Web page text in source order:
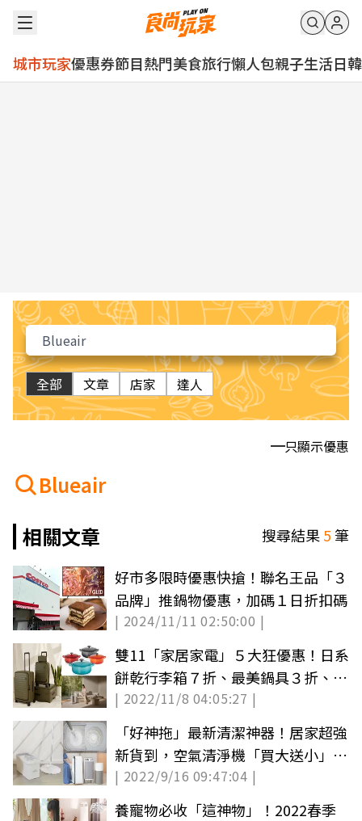
城市玩家優惠券節目熱門美食旅行懶人包親子生活日韓
全部 文章 店家 達人
只顯示優惠
Blueair
相關文章
搜尋結果5筆
好市多限時優惠快搶！聯名王品「３
品牌」推鍋物優惠，加碼１日折扣碼
| 2024/11/11 02:50:00 |
雙11「家居家電」５大狂優惠！日系
餅乾行李箱７折、最美鍋具３折、滿
萬送千
| 2022/11/8 04:05:27 |
「好神拖」最新清潔神器！居家超強
新貨到，空氣清淨機「買大送小」現
省萬元
| 2022/9/16 09:47:04 |
養寵物必收「這神物」！2022春季